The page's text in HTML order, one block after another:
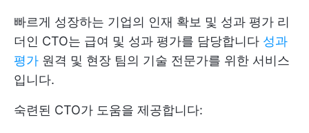
빠르게 성장하는 기업의 인재 확보 및 성과 평가 리
더인 CTO는 급여 및 성과 평가를 담당합니다 성과
평가 원격 및 현장 팀의 기술 전문가를 위한 서비스
입니다.
숙련된 CTO가 도움을 제공합니다: